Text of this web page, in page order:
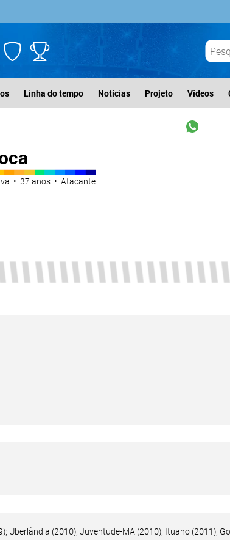
Linha do tempo Notícias Projeto Vídeos
• 37 anos • Atacante
Uberlândia (2010); Juventude-MA (2010); Ituano (2011);